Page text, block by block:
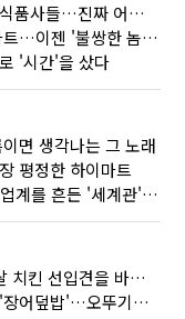
"어렵다"며 가격 올린 식품사들…진짜 어려운 거 맞아?
'나쁜 놈'이라던 대형마트…이젠 '불쌍한 놈' 됐다
'시간'을 샀다
면 생각나는 그 노래
평정한 하이마트
'빙그레우스'의 등장…업계를 흔든 '세계관' 마케팅
맘스터치 '갓빠삭', 배달 치킨 선입견을 바꿨다
편의점 도시락보다 싼 '장어덮밥'…오뚜기가 해냈다